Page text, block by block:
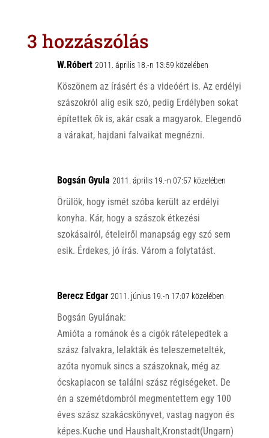
A
o
o
3 hozzászólás
W.Róbert 2011. április 18.-n 13:59 közelében
Köszönem az írásért és a videóért is. Az erdélyi
szászokról alig esik szó, pedig Erdélyben sokat
építettek ők is, akár csak a magyarok. Elegendő
a várakat, hajdani falvaikat megnézni.
Bogsán Gyula 2011. április 19.-n 07:57 közelében
Örülök, hogy ismét szóba került az erdélyi
konyha. Kár, hogy a szászok étkezési
szokásairól, ételeiről manapság egy szó sem
esik. Érdekes, jó írás. Várom a folytatást.
Berecz Edgar 2011. június 19.-n 17:07 közelében
Bogsán Gyulának:
Amióta a románok és a cigók rátelepedtek a
szász falvakra, lelakták és teleszemetelték,
azóta nyomuk sincs a szászoknak, még az
ócskapiacon se találni szász régiségeket. De
én a szemétdombról megmentettem egy 100
éves szász szakácskönyvet, vastag nagyon és
képes.Kuche und Haushalt,Kronstadt(Ungarn)